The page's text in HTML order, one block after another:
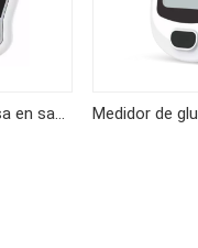
Medidor de glucosa en sangre KF-A04